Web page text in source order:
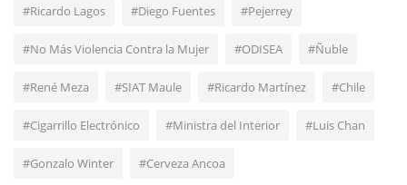
#Ricardo Lagos #Diego Fuentes #Pejerrey
#No Más Violencia Contra la Mujer #ODISEA #Ñuble
#René Meza #SIAT Maule #Ricardo Martínez #Chile
#Cigarrillo Electrónico #Ministra del Interior #Luis Chan
#Gonzalo Winter #Cerveza Ancoa